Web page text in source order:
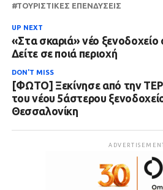
ΤΟΥΡΙΣΤΙΚΈΣ ΕΠΕΝΔΎΣΕΙΣ
UP NEXT
«Στα σκαριά» νέο ξενοδοχείο
Δείτε σε ποιά περιοχή
DON'T MISS
[ΦΩΤΟ] Ξεκίνησε από την
του νέου 5άστερου
Θεσσαλονίκη